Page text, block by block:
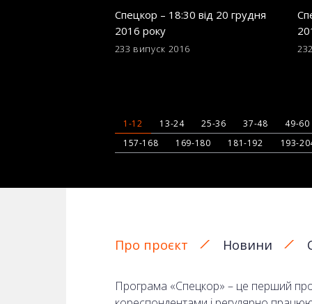
Спецкор – 18:30 від 20 грудня
2016 року
233 випуск 2016
1-12 13-24 25-36 37-48 49-60
157-168
169-180 181-192 193-
Про проєкт Новини
Програма «Спецкор» – це перший